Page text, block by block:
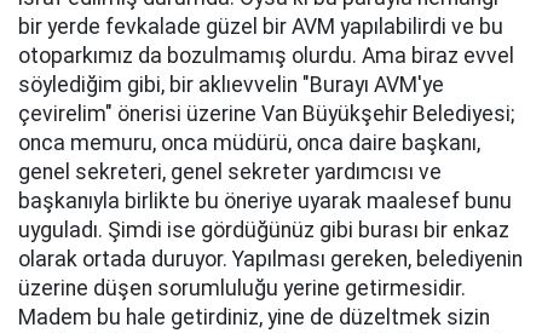
bir yerde fevkalade güzel bir AVM yapılabilirdi ve bu
otoparkımız da bozulmamış olurdu. Ama biraz evvel
söylediğim gibi, bir aklıevvelin "Burayı AVM'ye
çevirelim" önerisi üzerine Van Büyükşehir Belediyesi;
onca memuru, onca müdürü, onca daire başkanı,
genel sekreteri, genel sekreter yardımcısı ve
başkanıyla birlikte bu öneriye uyarak maalesef bunu
uyguladı. Şimdi ise gördüğünüz gibi burası bir enkaz
olarak ortada duruyor. Yapılması gereken, belediyenin
üzerine düşen sorumluluğu yerine getirmesidir.
Madem bu hale getirdiniz, yine de düzeltmek sizin